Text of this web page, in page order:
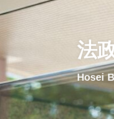
法
Hosei